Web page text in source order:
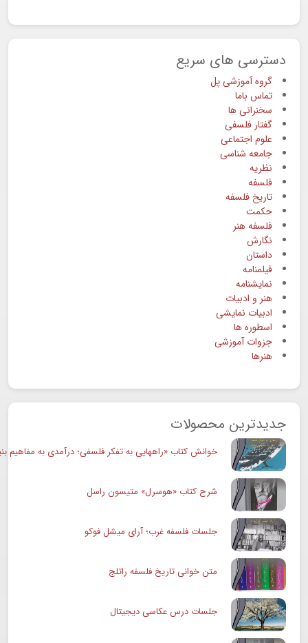
دسترسی های سریع
گروه آموزشی پل
تماس باما
سخنرانی ها
گفتار فلسفی
علوم اجتماعی
جامعه شناسی
نظریه
فلسفه
تاریخ فلسفه
حکمت
فلسفه هنر
نگارش
داستان
فیلمنامه
نمایشنامه
هنر و ادبیات
ادبیات نمایشی
اسطوره ها
جزوات آموزشی
هنرها
جدیدترین محصولات
خوانش کتاب «راههایی به تفکر فلسفی؛ درآمدی به مفاهیم
شرح کتاب «هوسرل» متیسون راسل
جلسات فلسفه غرب؛ آرای میشل فوکو
متن خوانی تاریخ فلسفه راتلج
جلسات درس عکاسی دیجیتال